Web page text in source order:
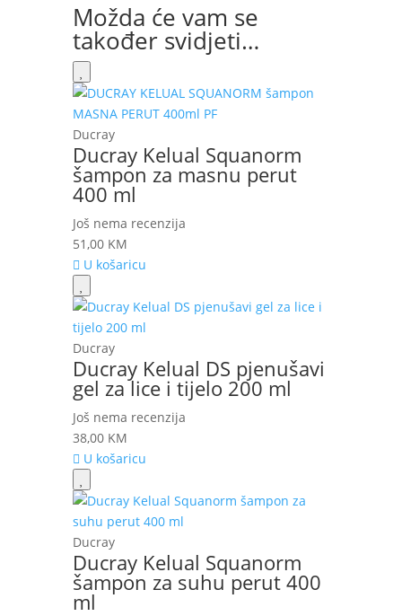
Možda će vam se
također svidjeti…
Ducray
Ducray Kelual Squanorm
šampon za masnu perut
400 ml
Još nema recenzija
51,00 KM
U košaricu
Ducray
Ducray Kelual DS pjenušavi
gel za lice i tijelo 200 ml
Još nema recenzija
38,00 KM
U košaricu
Ducray
Ducray Kelual Squanorm
šampon za suhu perut 400
ml